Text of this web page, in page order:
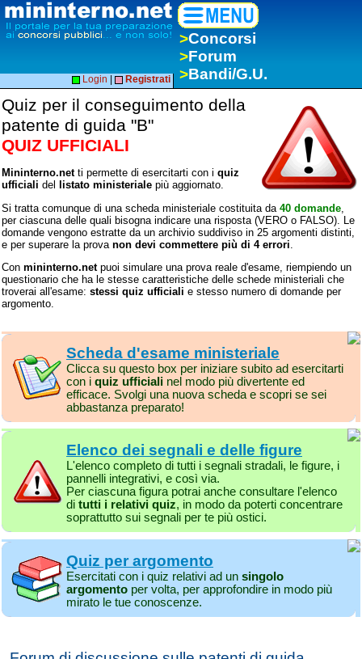
>Concorsi
>Forum
>Bandi/G.U.
Login Registrati
Quiz per il conseguimento della
patente di guida "B"
QUIZ UFFICIALI
Mininterno.netti permette di esercitarti con i quiz
ufficiali del listato ministeriale più aggiornato.
Si tratta comunque di una scheda ministeriale costituita da 40 domande
per ciascuna delle quali bisogna indicare una risposta (VERO o FALSO). Le
domande vengono estratte da un archivio suddiviso in 25 argomenti distinti,
e per superare la prova non devi commettere più di 4 errori
Con mininterno.netpuoi simulare una prova reale d'esame, riempiendo un
questionario che ha le stesse caratteristiche delle schede ministeriali che
troverai all'esame: stessi quiz ufficiali e stesso numero di domande per
argomento.
Scheda d'esame ministeriale
Clicca su questo box per iniziare subito ad esercitarti
con i quiz ufficiali nel modo più divertente ed
efficace. Svolgi una nuova scheda e scopri se sei
abbastanza preparato!
Elenco dei segnali e delle figure
L'elenco completo di tutti i segnali stradali, le figure, i
pannelli integrativi, e così via.
Per ciascuna figura potrai anche consultare l'elenco
di tutti i relativi quiz, in modo da poterti concentrare
soprattutto sui segnali per te più ostici.
Quiz per argomento
Esercitati con i quiz relativi ad un singolo
argomento per volta, per approfondire in modo più
mirato le tue conoscenze.